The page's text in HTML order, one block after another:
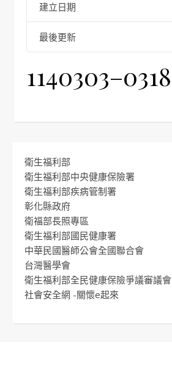
建立日期
最後更新
1140303–0318
衛生福利部
衛生福利部中央健康保險署
衛生福利部疾病管制署
彰化縣政府
衛福部長照專區
衛生福利部國民健康署
中華民國醫師公會全國聯合會
台灣醫學會
衛生福利部全民健康保險爭議審議會
社會安全網 -關懷e起來